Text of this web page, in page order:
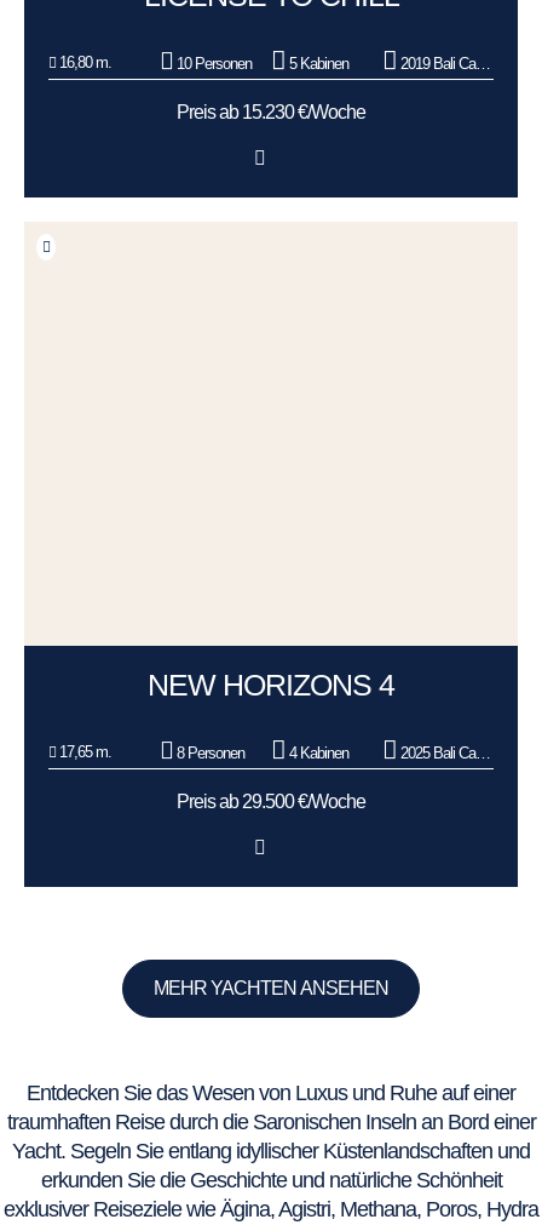
16,80 m. 10 Personen 5 Kabinen 2019 Bali Catamarans
Preis ab 15.230 €/Woche
NEW HORIZONS 4
17,65 m. 8 Personen 4 Kabinen 2025 Bali Catamarans
Preis ab 29.500 €/Woche
MEHR YACHTEN ANSEHEN
Entdecken Sie das Wesen von Luxus und Ruhe auf einer
traumhaften Reise durch die Saronischen Inseln an Bord einer
Yacht. Segeln Sie entlang idyllischer Küstenlandschaften und
erkunden Sie die Geschichte und natürliche Schönheit
exklusiver Reiseziele wie Ägina, Agistri, Methana, Poros, Hydra